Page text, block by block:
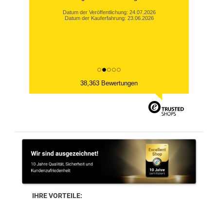
Datum der Veröffentlichung: 24.07.2026
Datum der Kauferfahrung: 23.06.2026
38,363 Bewertungen
IHRE VORTEILE: